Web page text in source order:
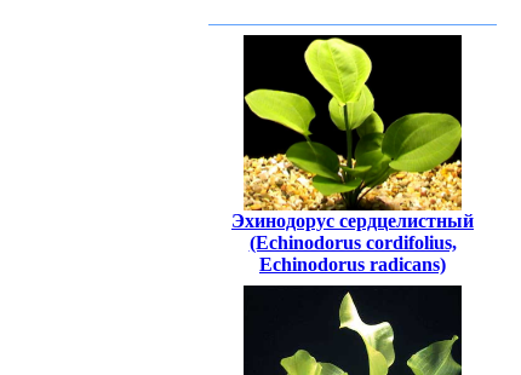
Эхинодорус сердцелистный
(Echinodorus cordifolius,
Echinodorus radicans)